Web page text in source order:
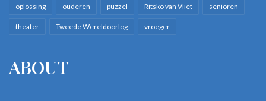
oplossing ouderen puzzel Ritsko van Vliet senioren
theater Tweede Wereldoorlog vroeger
ABOUT